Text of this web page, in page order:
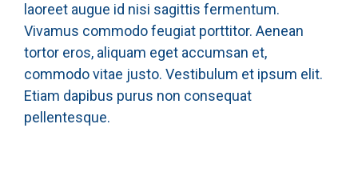
laoreet augue id nisi sagittis fermentum.
Vivamus commodo feugiat porttitor. Aenean
tortor eros, aliquam eget accumsan et,
commodo vitae justo. Vestibulum et ipsum elit.
Etiam dapibus purus non consequat
pellentesque.